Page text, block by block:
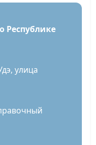
Республике
улица